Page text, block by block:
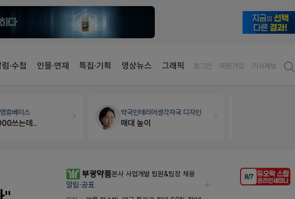
·수첩 인물·연재 특집·기획 영상뉴스 그래픽 로그인 회원가입 기사제보
휴베이스
쓰는데..
약국인테리어생각자국 디자인
매대 높이
알림·공표